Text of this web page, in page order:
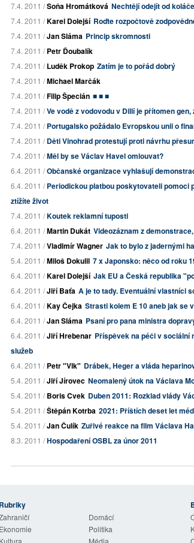
7.4. 2011 /Soňa Hromátková Nechtějí odejít od
7.4. 2011 /Karel Dolejší Roďte rozpočtově
7.4. 2011 /Jan Sláma Princip skromnosti
7.4. 2011 /Petr Ďoubalík
7.4. 2011 /Luděk Prokop Zatím je to pořád dobrý
7.4. 2011 /Michael Marčák
7.4. 2011 /Filip Špecián ■ ■ ■
7.4. 2011 /Ve vodě z vodovodu v Dillí je přítomen
7.4. 2011 /Portugalsko požádalo Evropskou unii o
7.4. 2011 /Děti Vinohrad protestují proti návrhu
7.4. 2011 /Měl by se Václav Havel omlouvat?
6.4. 2011 /Občanské organizace vyhlašují
6.4. 2011 /Periodickou platbou poskytovateli pomoci
ztížíte život
7.4. 2011 /Koutek reklamní tuposti
6.4. 2011 /Martin Dukát Videozáznam z
7.4. 2011 /Vladimír Wagner Jak to bylo z jadernými
5.4. 2011 /Miloš Dokulil 7 x Japonsko: něco od roku
6.4. 2011 /Karel Dolejší Jak EU a Česká republika
6.4. 2011 /Jiří Baťa A je to tady. Eventuální vlastníci
6.4. 2011 /Kay Čejka Strasti kolem E 10 aneb jak se
6.4. 2011 /Jan Sláma Psaní pro pana ministra
6.4. 2011 /Jiří Hrebenar Příspěvek na péči v
služeb
6.4. 2011 /Petr "Vlk" Drábek, Heger a vláda
5.4. 2011 /Jiří Jírovec Neomalený útok na Václava
5.4. 2011 /Boris Cvek Duben 2011: Rozklad vlády
5.4. 2011 /Štěpán Kotrba 2021: Příštích deset let
5.4. 2011 /Jan Čulík Zuřivé reakce na film Václava
8.3. 2011 /Hospodaření OSBL za únor 2011
Rubriky
Domácí
Ekonomie
Politika
Kultura
Média